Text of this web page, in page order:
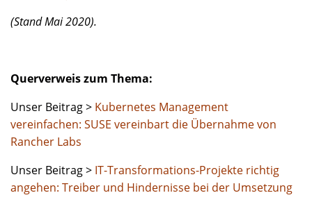
(Stand Mai 2020).
Querverweis zum Thema:
Unser Beitrag > Kubernetes Management
vereinfachen: SUSE vereinbart die Übernahme von
Rancher Labs
Unser Beitrag > IT-Transformations-Projekte richtig
angehen: Treiber und Hindernisse bei der Umsetzung